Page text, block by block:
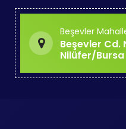
Beşevler
Beşevler Cd.
Nilüfer/Bursa